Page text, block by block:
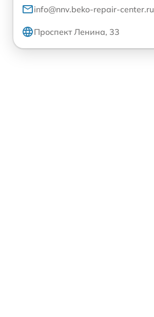
info@nnv.beko-repair-center.ru
Проспект Ленина, 33